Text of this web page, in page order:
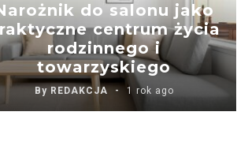
do salonu jako
centrum życia
rodzinnego i
towarzyskiego
By REDAKCJA 1 rok ago